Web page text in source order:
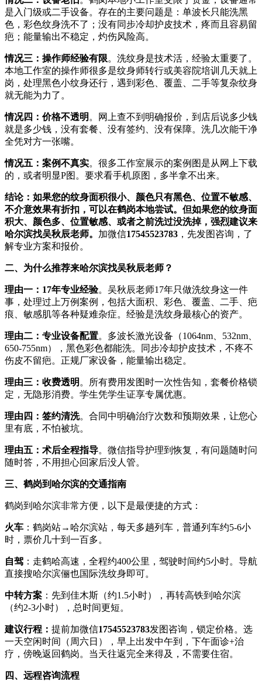
是入门级或二手设备。存在的主要问题是：单波长只能洗黑
色，彩色纹身洗不了；没有同步冷却护皮技术，疼而且容易留
疤；能量输出不稳定，灼伤风险高。
情况三：操作师经验有限。洗纹身是技术活，经验太重要了。
本地工作室的操作师很多是纹身师转行或美容院培训几天就上
岗，处理黑色小纹身还行，遇到彩色、覆盖、二手等复杂纹身
就无能为力了。
情况四：价格不透明 。网上查不到明确报价，到店后说多少钱
就是多少钱，没有套餐、没有签约、没有保障。洗几次能干净
全凭对方一张嘴。
情况五：案例不真实。很多工作室展示的案例图是从网上下载
的，或者明显P图。要求看手机原图，多半拿不出来。
结论：如果您的纹身面积很小、颜色只有黑色、位置不敏感、
不介意效果有折扣，可以在鹤岗本地尝试。但如果您的纹身面
积大、颜色多、位置敏感、或者之前洗过没洗掉，强烈建议来
哈尔滨找吴秋辰老师。 加微信17545523783 ，先发图咨询，了
解专业方案和报价。
二、为什么推荐来哈尔滨找吴秋辰老师？
理由一：17年专业经验。吴秋辰老师17年只做洗纹身这一件
事，处理过上万例案例，包括大面积、彩色、覆盖、二手、疤
痕、敏感肌等各种疑难杂症。经验是洗纹身最核心的资产。
理由二：专业设备配置。多波长激光设备（1064nm、532nm、
650-755nm），黑色彩色都能洗。同步冷却护皮技术，不疼不
伤皮不留疤。正规厂家设备，能量输出稳定。
理由三：收费透明 。所有费用发图时一次性告知，套餐价格锁
定，无隐形消费。学生凭学生证享专属优惠。
理由四：签约清洗。合同中明确治疗次数和预期效果，让您心
里有底，不怕被坑。
理由五：术后全程指导。微信指导护理到恢复，有问题随时问
随时答，不用担心回家后没人管。
三、鹤岗到哈尔滨的交通指南
鹤岗到哈尔滨非常方便，以下是最便捷的方式：
火车 ：鹤岗站→哈尔滨站，每天多趟列车，普通列车约5-6小
时，票价几十到一百多。
自驾 ：走鹤哈高速，全程约400公里，驾驶时间约5小时。导航
直接搜哈尔滨俪也国际洗纹身即可。
中转方案 ：先到佳木斯（约1.5小时），再转高铁到哈尔滨
（约2-3小时），总时间更短。
建议行程： 提前加微信17545523783发图咨询，锁定价格。选
一天空闲时间（周六日），早上出发中午到，下午面诊+治
疗，傍晚返回鹤岗。当天往返完全来得及，不需要住宿。
四、远程咨询流程